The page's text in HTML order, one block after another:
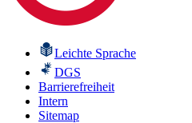
Leichte Sprache
DGS
Barrierefreiheit
Intern
Sitemap